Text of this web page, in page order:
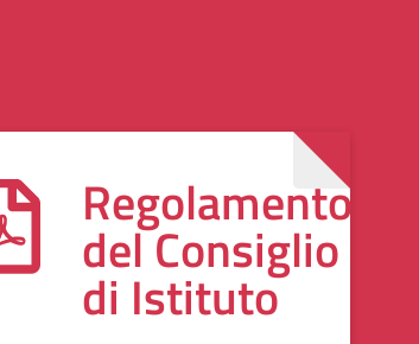
Regolamento
del Consiglio
di Istituto